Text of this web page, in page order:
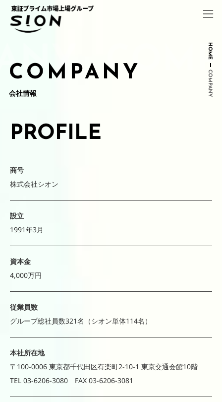
HOME
COMPANY
COMPANY
会社情報
PROFILE
商号
株式会社シオン
設立
1991年3月
資本金
4,000万円
従業員数
グループ総社員数321名（シオン単体114名）
本社所在地
〒100-0006 東京都千代田区有楽町2-10-1 東京交通会館10階
TEL 03-6206-3080 FAX 03-6206-3081